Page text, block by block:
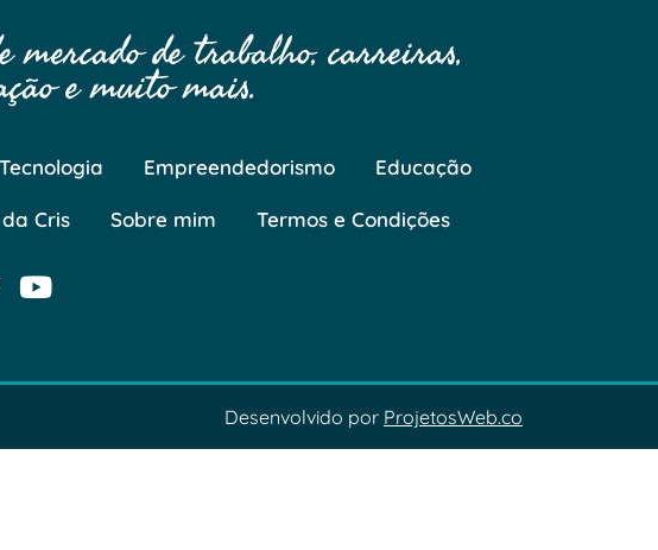
mercado de trabalho, carreiras,
e muito mais.
Tecnologia Empreendedorismo Educação
Cris Sobre mim Termos e Condições
Desenvolvido por ProjetosWeb.co